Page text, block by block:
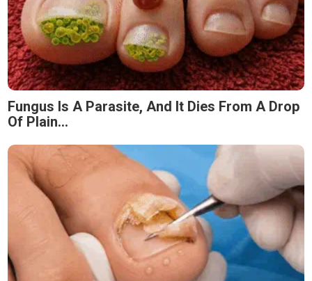
Fungus Is A Parasite, And It Dies From A Drop
Of Plain...